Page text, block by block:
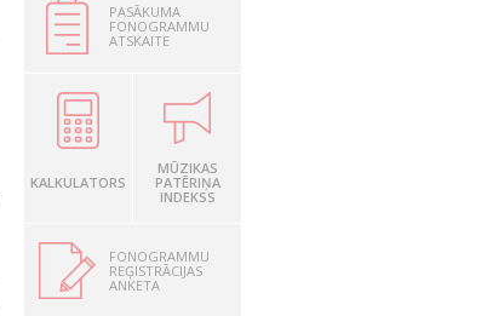
PASĀKUMA
FONOGRAMMU
ATSKAITE
KALKULATORS
MŪZIKAS
PATĒRIŅA
INDEKSS
FONOGRAMMU
REĢISTRĀCIJAS
ANKETA